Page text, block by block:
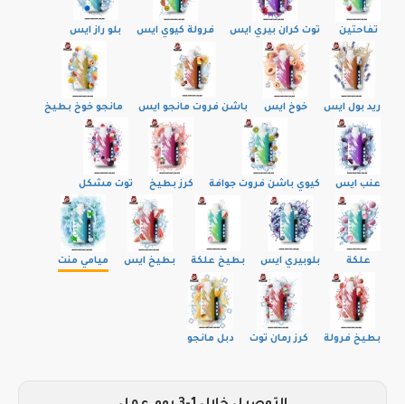
تفاحتين توت كران بيري ايس فرولة كيوي ايس بلو راز ايس
ريد بول ايس خوخ ايس باشن فروت مانجو ايس مانجو خوخ بطيخ
عنب ايس كيوي باشن فروت جوافة كرز بطيخ توت مشكل
علكة بلوبيري ايس بطيخ علكة بطيخ ايس ميامي منت
بطيخ فرولة كرز رمان توت دبل مانجو